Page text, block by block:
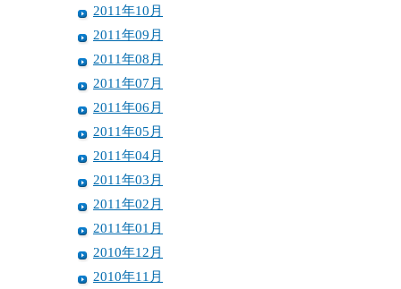
2011年10月
2011年09月
2011年08月
2011年07月
2011年06月
2011年05月
2011年04月
2011年03月
2011年02月
2011年01月
2010年12月
2010年11月